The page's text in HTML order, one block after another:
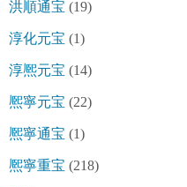
洪順通宝 (19)
淳化元宝 (1)
淳熈元宝 (14)
熈寧元宝 (22)
熈寧通宝 (1)
熈寧重宝 (218)